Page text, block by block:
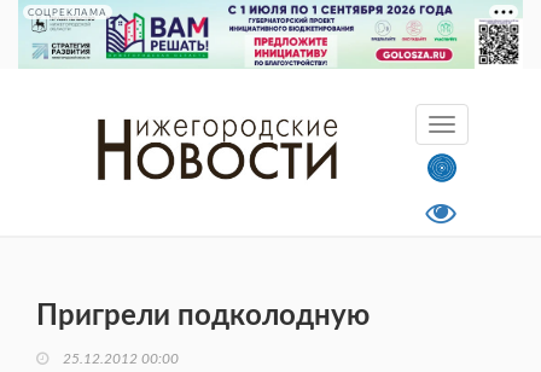
СОЦРЕКЛАМА
Пригрели подколодную
25.12.2012 00:00